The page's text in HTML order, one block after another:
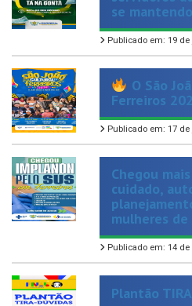
Publicado em: 19
O São
Ferreiros
Publicado em: 17
Chegou
cuidado,
mulheres de
Publicado em: 14
Plantão
Publicado em: 13